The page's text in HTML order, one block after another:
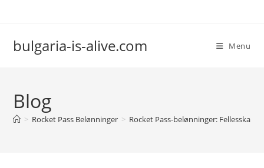
bulgaria-is-alive.com Menu
Blog
> Rocket Pass Belønninger > Rocket Pass-belønninger: